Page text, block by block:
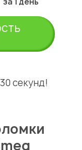
секунд!